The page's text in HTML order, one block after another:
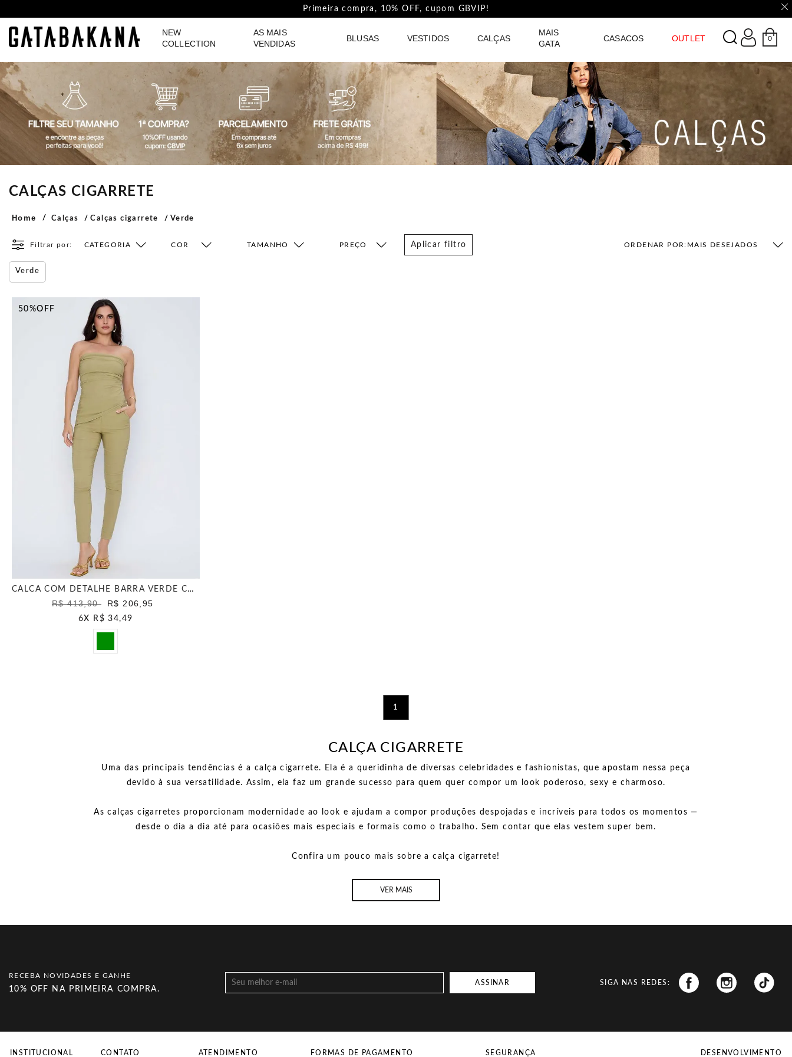
Primeira compra, 10% OFF, cupom GBVIP!
NEW
COLLECTION
AS MAIS
VENDIDAS
BLUSAS VESTIDOS CALÇAS
MAIS
GATA
CASACOS OUTLET
GATABAKANA 0
CALÇAS CIGARRETE
Home Calças Calças cigarrete Verde
Filtrar por: CATEGORIA COR TAMANHO Aplicar filtro ORDENAR POR: MAIS DESEJADOS
Verde
50%OFF
CALCA COM DETALHE BARRA VERDE CANA
R$ 413,90 R$ 206,95
6X R$ 34,49
1
CALÇA CIGARRETE
Uma das principais tendências é a calça cigarrete. Ela é a queridinha de diversas celebridades e fashionistas, que apostam nessa peça
devido à sua versatilidade. Assim, ela faz um grande sucesso para quem quer compor um look poderoso, sexy e charmoso.
As calças cigarretes proporcionam modernidade ao look e ajudam a compor produções despojadas e incríveis para todos os momentos —
desde o dia a dia até para ocasiões mais especiais e formais como o trabalho. Sem contar que elas vestem super bem.
Confira um pouco mais sobre a calça cigarrete!
VER MAIS
RECEBA NOVIDADES E GANHE
10% OFF NA PRIMEIRA COMPRA.
ASSINAR SIGA NAS REDES:
INSTITUCIONAL CONTATO ATENDIMENTO FORMAS DE PAGAMENTO SEGURANÇA DESENVOLVIMENTO